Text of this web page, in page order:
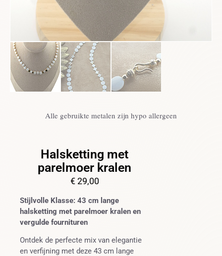
Alle gebruikte metalen zijn hypo allergeen
Halsketting met
parelmoer kralen
€29,00
Stijlvolle Klasse: 43 cm lange
halsketting met parelmoer kralen en
vergulde fournituren
Ontdek de perfecte mix van elegantie
en verfijning met deze 43 cm lange